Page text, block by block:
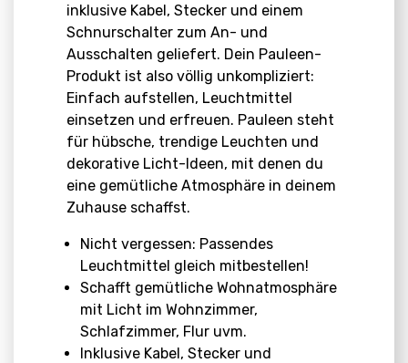
inklusive Kabel, Stecker und einem
Schnurschalter zum An- und
Ausschalten geliefert. Dein Pauleen-
Produkt ist also völlig unkompliziert:
Einfach aufstellen, Leuchtmittel
einsetzen und erfreuen. Pauleen steht
für hübsche, trendige Leuchten und
dekorative Licht-Ideen, mit denen du
eine gemütliche Atmosphäre in deinem
Zuhause schaffst.
Nicht vergessen: Passendes
Leuchtmittel gleich mitbestellen!
Schafft gemütliche Wohnatmosphäre
mit Licht im Wohnzimmer,
Schlafzimmer, Flur uvm.
Inklusive Kabel, Stecker und